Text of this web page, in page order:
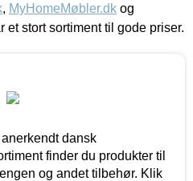
, MyHomeMøbler.dk og
et stort sortiment til gode priser.
dansk
finder du produkter til
og andet tilbehør. Klik